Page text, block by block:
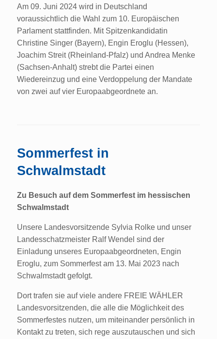
Am 09. Juni 2024 wird in Deutschland
voraussichtlich die Wahl zum 10. Europäischen
Parlament stattfinden. Mit Spitzenkandidatin
Christine Singer (Bayern), Engin Eroglu (Hessen),
Joachim Streit (Rheinland-Pfalz) und Andrea Menke
(Sachsen-Anhalt) strebt die Partei einen
Wiedereinzug und eine Verdoppelung der Mandate
von zwei auf vier Europaabgeordnete an.
Sommerfest in
Schwalmstadt
Zu Besuch auf dem Sommerfest im hessischen
Schwalmstadt
Unsere Landesvorsitzende Sylvia Rolke und unser
Landesschatzmeister Ralf Wendel sind der
Einladung unseres Europaabgeordneten, Engin
Eroglu, zum Sommerfest am 13. Mai 2023 nach
Schwalmstadt gefolgt.
Dort trafen sie auf viele andere FREIE WÄHLER
Landesvorsitzenden, die alle die Möglichkeit des
Sommerfestes nutzen, um miteinander persönlich in
Kontakt zu treten, sich rege auszutauschen und sich